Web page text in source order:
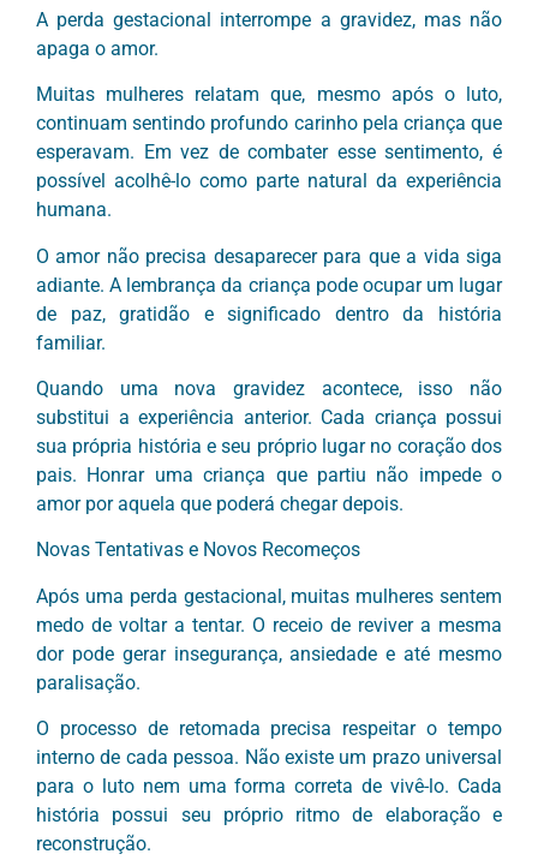
A perda gestacional interrompe a gravidez, mas não
apaga o amor.
Muitas mulheres relatam que, mesmo após o luto,
continuam sentindo profundo carinho pela criança que
esperavam. Em vez de combater esse sentimento, é
possível acolhê-lo como parte natural da experiência
humana.
O amor não precisa desaparecer para que a vida siga
adiante. A lembrança da criança pode ocupar um lugar
de paz, gratidão e significado dentro da história
familiar.
Quando uma nova gravidez acontece, isso não
substitui a experiência anterior. Cada criança possui
sua própria história e seu próprio lugar no coração dos
pais. Honrar uma criança que partiu não impede o
amor por aquela que poderá chegar depois.
Novas Tentativas e Novos Recomeços
Após uma perda gestacional, muitas mulheres sentem
medo de voltar a tentar. O receio de reviver a mesma
dor pode gerar insegurança, ansiedade e até mesmo
paralisação.
O processo de retomada precisa respeitar o tempo
interno de cada pessoa. Não existe um prazo universal
para o luto nem uma forma correta de vivê-lo. Cada
história possui seu próprio ritmo de elaboração e
reconstrução.